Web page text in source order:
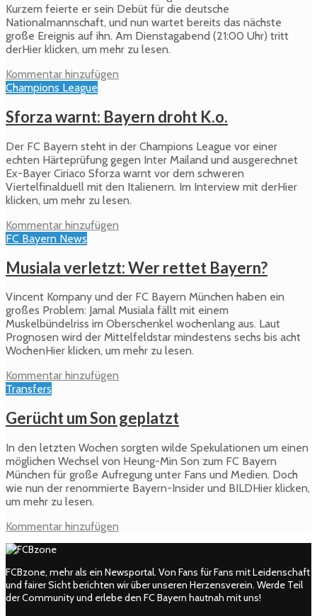
Kurzem feierte er sein Debüt für die deutsche
Nationalmannschaft, und nun wartet bereits das nächste
große Ereignis auf ihn. Am Dienstagabend (21:00 Uhr) tritt
derHier klicken, um mehr zu lesen.
Kommentar hinzufügen
Champions League
Sforza warnt: Bayern droht K.o.
Der FC Bayern steht in der Champions League vor einer
echten Härteprüfung gegen Inter Mailand und ausgerechnet
Ex-Bayer Ciriaco Sforza warnt vor dem schweren
Viertelfinalduell mit den Italienern. Im Interview mit derHier
klicken, um mehr zu lesen.
Kommentar hinzufügen
FC Bayern News
Musiala verletzt: Wer rettet Bayern?
Vincent Kompany und der FC Bayern München haben ein
großes Problem: Jamal Musiala fällt mit einem
Muskelbündelriss im Oberschenkel wochenlang aus. Laut
Prognosen wird der Mittelfeldstar mindestens sechs bis acht
WochenHier klicken, um mehr zu lesen.
Kommentar hinzufügen
Transfers
Gerücht um Son geplatzt
In den letzten Wochen sorgten wilde Spekulationen um einen
möglichen Wechsel von Heung-Min Son zum FC Bayern
München für große Aufregung unter Fans und Medien. Doch
wie nun der renommierte Bayern-Insider und BILDHier klicken,
um mehr zu lesen.
Kommentar hinzufügen
FCBzone, mehr als ein Newsportal. Von Fans für Fans mit Leidenschaft
und fairer Sicht berichten wir über unseren Herzensverein. Werde Teil
der Community und erlebe den FC Bayern hautnah mit uns!